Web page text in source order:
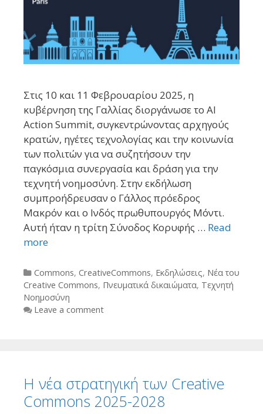
Στις 10 και 11 Φεβρουαρίου 2025, η
κυβέρνηση της Γαλλίας διοργάνωσε το AI
Action Summit, συγκεντρώνοντας αρχηγούς
κρατών, ηγέτες τεχνολογίας και την κοινωνία
των πολιτών για να συζητήσουν την
παγκόσμια συνεργασία και δράση για την
τεχνητή νοημοσύνη. Στην εκδήλωση
συμπροήδρευσαν ο Γάλλος πρόεδρος
Μακρόν και ο Ινδός πρωθυπουργός Μόντι.
Αυτή ήταν η τρίτη Σύνοδος Κορυφής … Read
more
Categories
Commons, CreativeCommons, Εκδηλώσεις, Νέα του
Creative Commons, Πνευματικά δικαιώματα, Τεχνητή
Νοημοσύνη
Leave a comment
Η νέα στρατηγική των Creative
Commons 2025-2028